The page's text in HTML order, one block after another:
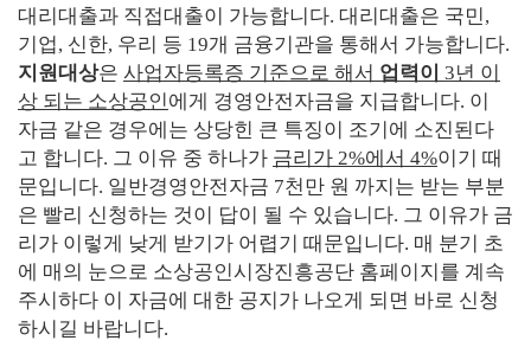
대리대출과 직접대출이 가능합니다. 대리대출은 국민,
기업, 신한, 우리 등 19개 금융기관을 통해서 가능합니다.
지원대상은 사업자등록증 기준으로 해서 업력이 3년 이
상 되는 소상공인에게 경영안전자금을 지급합니다. 이
자금 같은 경우에는 상당힌 큰 특징이 조기에 소진된다
고 합니다. 그 이유 중 하나가 금리가 2%에서 4%이기 때
문입니다. 일반경영안전자금 7천만 원 까지는 받는 부분
은 빨리 신청하는 것이 답이 될 수 있습니다. 그 이유가 금
리가 이렇게 낮게 받기가 어렵기 때문입니다. 매 분기 초
에 매의 눈으로 소상공인시장진흥공단 홈페이지를 계속
주시하다 이 자금에 대한 공지가 나오게 되면 바로 신청
하시길 바랍니다.